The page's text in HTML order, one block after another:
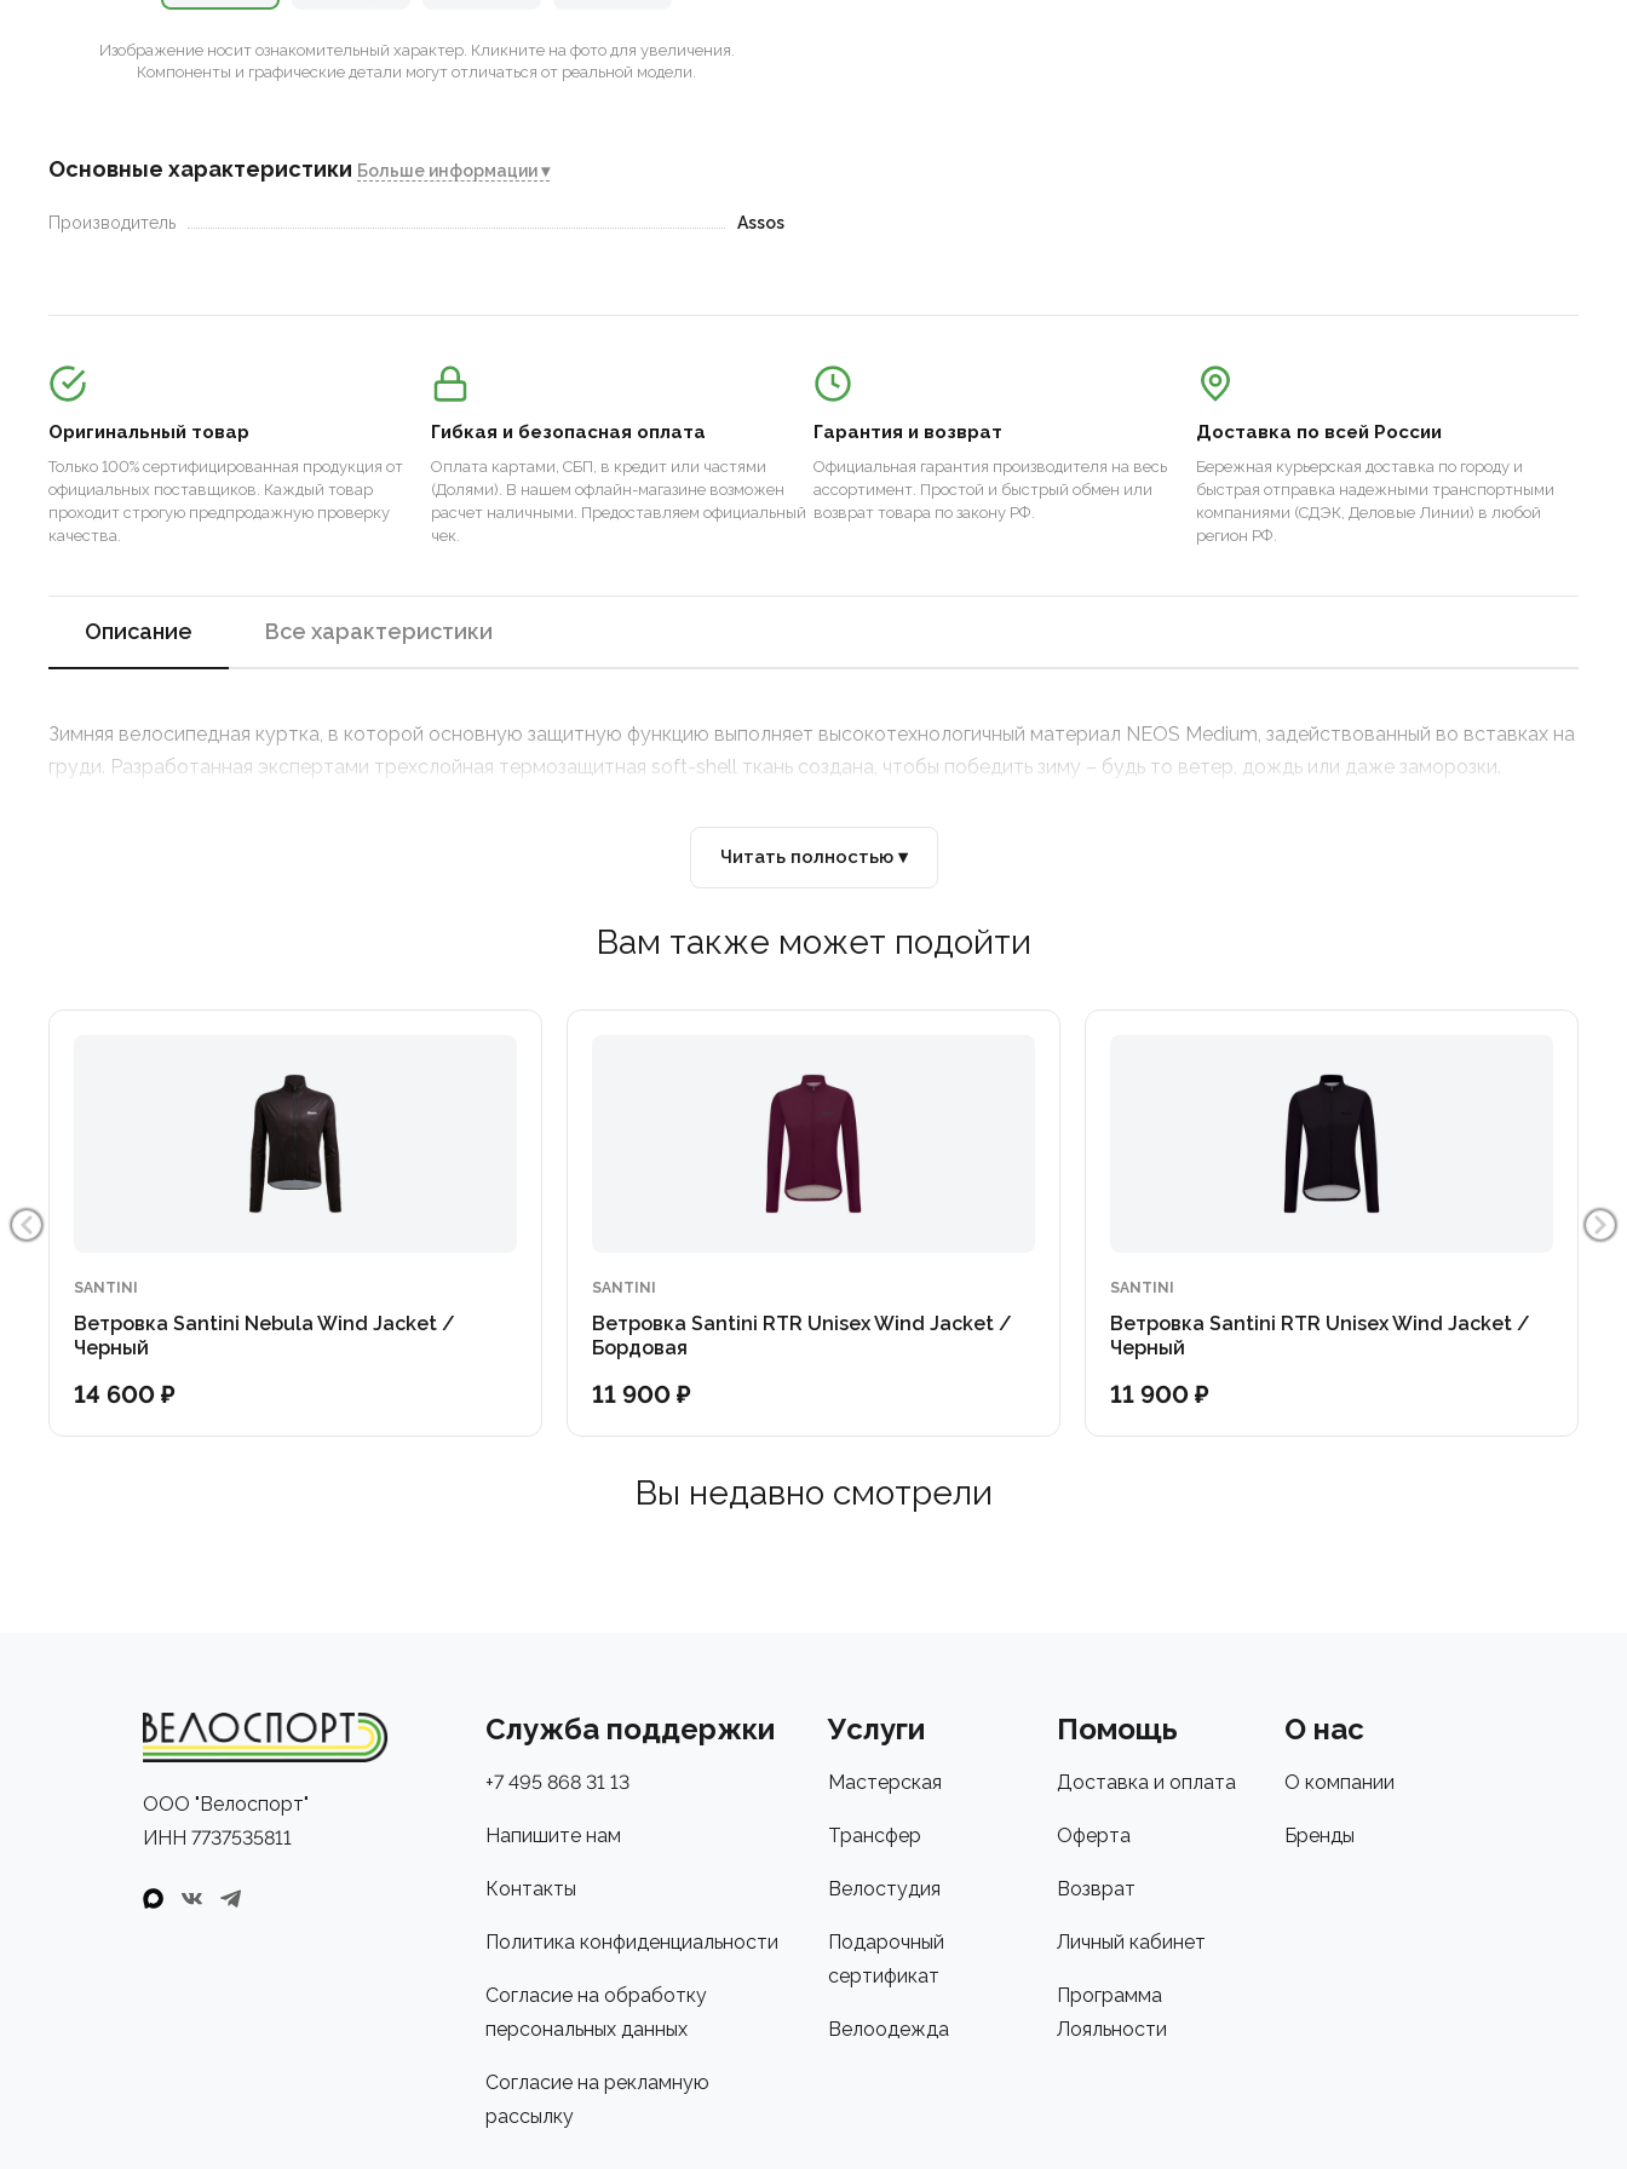
Изображение носит ознакомительный характер. Кликните на фото для увеличения.
Компоненты и графические детали могут отличаться от реальной модели.
Основные характеристики Больше информации ▾
Производитель Assos
Оригинальный товар
Только 100% сертифицированная продукция от
официальных поставщиков. Каждый товар
проходит строгую предпродажную проверку
качества.
Гибкая и безопасная оплата
Оплата картами, СБП, в кредит или частями
(Долями). В нашем офлайн-магазине возможен
расчет наличными. Предоставляем официальный
чек.
Гарантия и возврат
Официальная гарантия производителя на весь
ассортимент. Простой и быстрый обмен или
возврат товара по закону РФ.
Доставка по всей России
Бережная курьерская доставка по городу и
быстрая отправка надежными транспортными
компаниями (СДЭК, Деловые Линии) в любой
регион РФ.
Описание Все характеристики
Зимняя велосипедная куртка, в которой основную защитную функцию выполняет высокотехнологичный материал NEOS Medium, задействованный во вставках на
груди. Разработанная экспертами трехслойная термозащитная soft-shell ткань создана, чтобы победить зиму – будь то ветер, дождь или даже заморозки.
Читать полностью ▾
Вам также может подойти
SANTINI
Ветровка Santini Nebula Wind Jacket /
Черный
14 600 ₽
SANTINI
Ветровка Santini RTR Unisex Wind Jacket /
Бордовая
11 900 ₽
SANTINI
Ветровка Santini RTR Unisex Wind Jacket /
Черный
11 900 ₽
Вы недавно смотрели
ООО "Велоспорт"
ИНН 7737535811
Служба поддержки
+7 495 868 31 13
Напишите нам
Контакты
Политика конфиденциальности
Согласие на обработку
персональных данных
Согласие на рекламную
рассылку
Услуги
Мастерская
Трансфер
Велостудия
Подарочный
сертификат
Велоодежда
Помощь
Доставка и оплата
Оферта
Возврат
Личный кабинет
Программа
Лояльности
О нас
О компании
Бренды